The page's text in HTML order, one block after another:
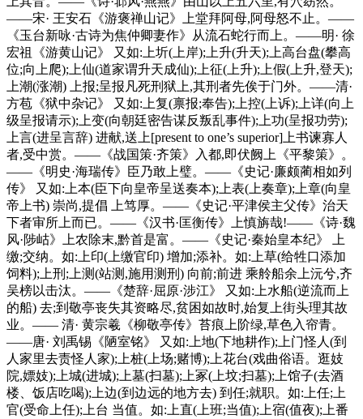
——宋· 王安石《游褒禅山记》上堂拜阿母,阿母怒不止。——
《玉台新咏·古诗为焦仲卿妻作》从流石蛇行而上。——明· 徐
宏祖《游黄山记》 又如:上圻(上岸);上升(升天);上高台盘(攀高
位;向上爬);上仙(道家谓升天成仙);上征(上升);上假(上升,登天);
上潮(涨潮) 上报;呈报凡死刑狱上,其刑者先俟于门外。——清·
方苞《狱中杂记》 又如:上复(禀报;奉告);上控(上诉);上详(向上
级呈报请示);上变(向朝廷密告谋反叛乱事件);上功(呈报功劳);
上言(进呈言辞) 进献,送上[present to one’s superior]上书谏寡人
者,受中赏。——《战国策·齐策》入都,即伏阙上《平黎策》。
——《明史·海瑞传》臣乃敢上璧。——《史记·廉颇蔺相如列
传》 又如:上本(臣下向皇帝呈送奏本);上表(上奏章);上章(向皇
帝上书) 崇尚,提倡 上笃厚。——《史记·平津侯主父传》治天
下者审所上而已。——《汉书·匡衡传》上慎旃哉!——《诗·魏
风·陟岵》上农除末,黔首是富。——《史记·秦始皇本纪》 上
缴;交纳。如:上印(上缴官印) 增加;添补。如:上草(给牲口添加
饲料);上刑;上测(站测,施用测刑) 向前;前进 乘舲船余上沅兮,齐
吴榜以击汰。——《楚辞·屈原·涉江》 又如:上水船(逆流而上
的船) 去;到敬亭丧失其资略尽,贫困如故时,始复上街头理其故
业。—— 清· 黄宗羲《柳敬亭传》苔痕上阶绿,草色入帘青。
——唐· 刘禹锡《陋室铭》 又如:上地(下地耕作);上门怪人(到
人家里去责怪人家);上桩(上场;赌博);上花台(戏曲俗语。逛妓
院,嫖妓);上城(进城);上墓(扫墓);上冢(上坟;扫墓);上馆子(去酒
楼、饭店吃喝);上边(到边远的地方去) 到任;就职。如:上任;上
官(受命上任);上台 当值。如:上直(上班;当值);上宿(值夜);上番